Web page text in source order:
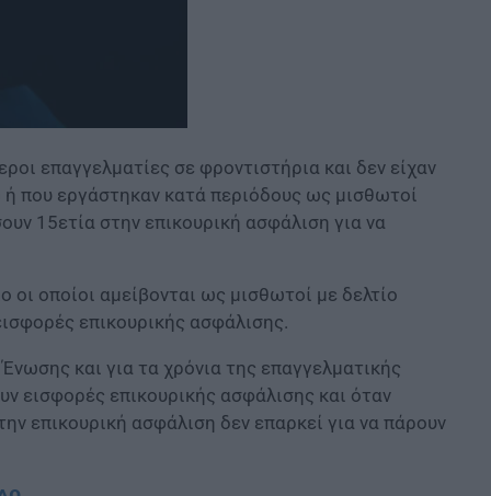
επαγγελματίες σε φροντιστήρια και δεν είχαν
που εργάστηκαν κατά περιόδους ως μισθωτοί
15ετία στην επικουρική ασφάλιση για να
οποίοι αμείβονται ως μισθωτοί με δελτίο
επικουρικής ασφάλισης.
και για τα χρόνια της επαγγελματικής
εισφορές επικουρικής ασφάλισης και όταν
επικουρική ασφάλιση δεν επαρκεί για να πάρουν